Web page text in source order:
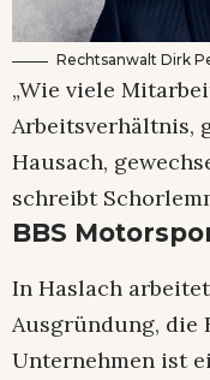
Rechtsanwalt Dirk
„Wie viele
Arbeitsverhältnis,
Hausach,
schreibt
BBS
In Haslach
Ausgründung, die
Unternehmen ist